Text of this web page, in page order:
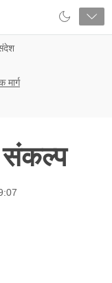
मार्ग
संकल्प